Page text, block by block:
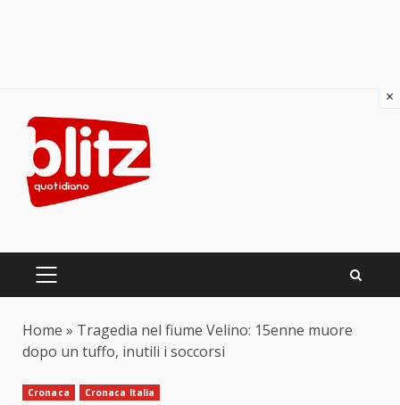
content
PRIMARY
Home » Tragedia nel fiume Velino: 15enne muore
dopo un tuffo, inutili i soccorsi
Cronaca Cronaca Italia
×